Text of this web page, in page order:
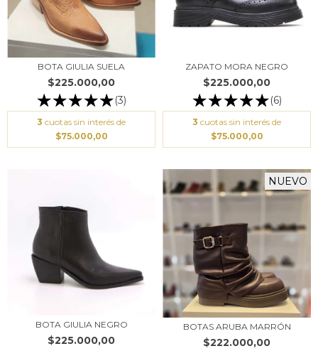
BOTA GIULIA SUELA
$225.000,00
(3)
3 cuotas sin interés de
$75.000,00
ZAPATO MORA NEGRO
$225.000,00
(6)
3 cuotas sin interés de
$75.000,00
BOTA GIULIA NEGRO
$225.000,00
NUEVO
BOTAS ARUBA MARRÓN
$222.000,00